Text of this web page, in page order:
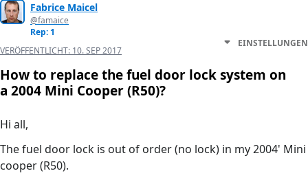
Fabrice Maicel
@famaice
Rep: 1
VERÖFFENTLICHT: 10. SEP 2017
EINSTELLUNGEN
How to replace the fuel door lock system on
a 2004 Mini Cooper (R50)?
Hi all,
The fuel door lock is out of order (no lock) in my 2004' Mini
cooper (R50).